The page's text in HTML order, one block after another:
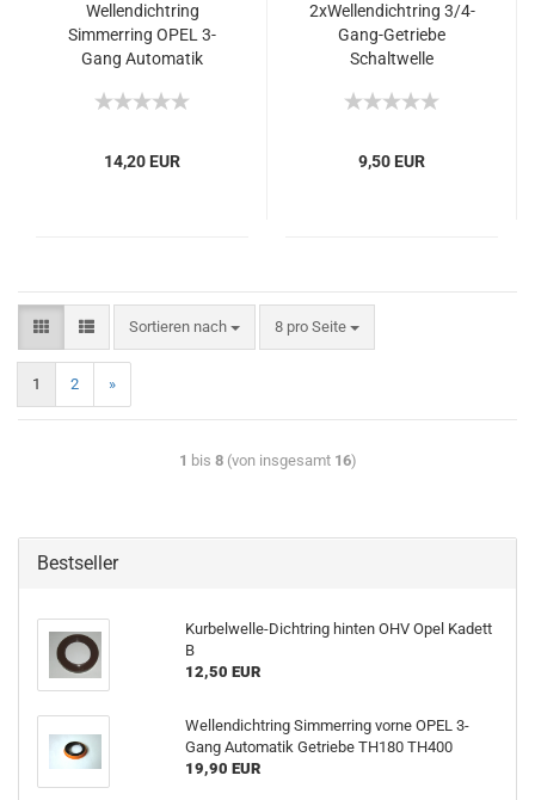
Wellendichtring
Simmerring OPEL 3-
Gang Automatik
14,20 EUR
2xWellendichtring 3/4-
Gang-Getriebe
Schaltwelle
9,50 EUR
Sortieren nach 8 pro Seite
1 2 »
1 bis 8(von insgesamt 16)
Bestseller
Kurbelwelle-Dichtring hinten OHV Opel Kadett
B
12,50 EUR
Wellendichtring Simmerring vorne OPEL 3-
Gang Automatik Getriebe TH180 TH400
19,90 EUR